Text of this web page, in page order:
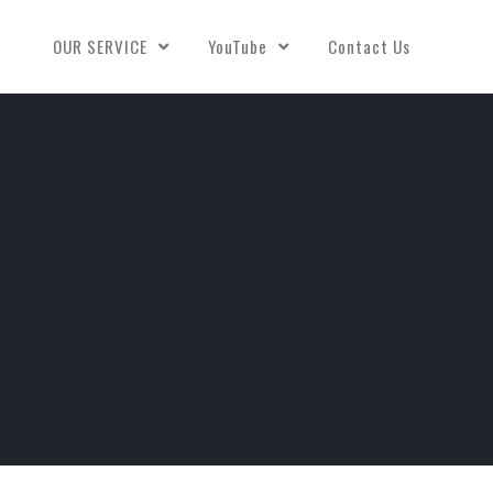
OUR SERVICE YouTube Contact Us